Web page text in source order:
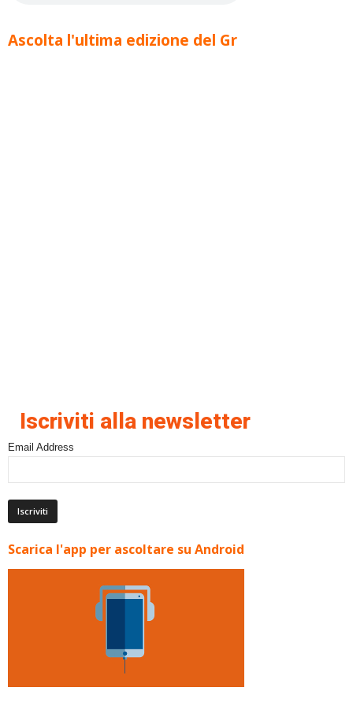
Ascolta l'ultima edizione del Gr
Iscriviti alla newsletter
Email Address
Scarica l'app per ascoltare su Android